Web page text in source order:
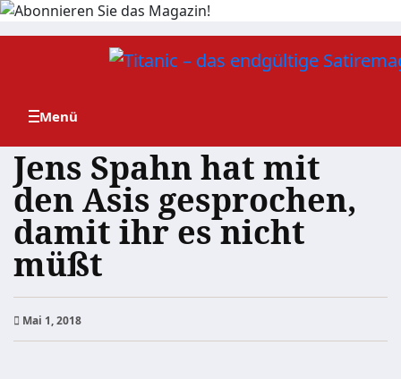
Zum
Jens Spahn hat mit
den Asis gesprochen,
damit ihr es nicht
müßt
Mai 1, 2018